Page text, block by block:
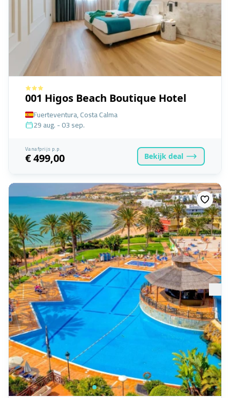
001 Higos Beach Boutique Hotel
Fuerteventura, Costa Calma
29 aug. - 03 sep.
Vanafprijs p.p.
€ 499,00 Bekijk deal